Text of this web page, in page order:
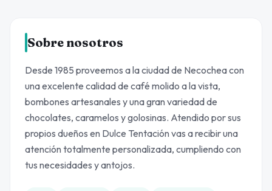
Sobre nosotros
Desde 1985 proveemos a la ciudad de Necochea con
una excelente calidad de café molido a la vista,
bombones artesanales y una gran variedad de
chocolates, caramelos y golosinas. Atendido por sus
propios dueños en Dulce Tentación vas a recibir una
atención totalmente personalizada, cumpliendo con
tus necesidades y antojos.